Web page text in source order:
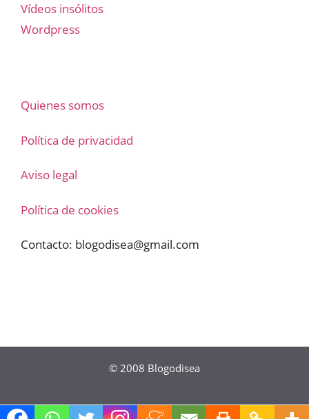
Vídeos insólitos
Wordpress
Quienes somos
Política de privacidad
Aviso legal
Política de cookies
Contacto: blogodisea@gmail.com
© 2008 Blogodisea